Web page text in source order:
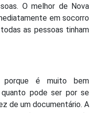
O melhor de Nova
em socorro
as pessoas tinham
porque é muito bem
pode ser por se
de um documentário. A